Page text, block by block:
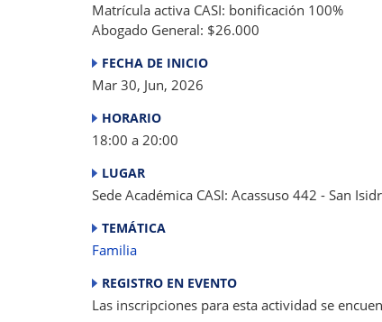
Matrícula activa CASI: bonificación 100%
Abogado General: $26.000
FECHA DE INICIO
Mar 30, Jun, 2026
HORARIO
18:00 a 20:00
LUGAR
Sede Académica CASI: Acassuso 442 - San
TEMÁTICA
Familia
REGISTRO EN EVENTO
Las inscripciones para esta actividad se